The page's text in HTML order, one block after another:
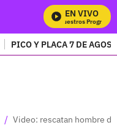
EN VIVO
Mira Todos Nuestros Programas
PICO Y PLACA 7 DE
/ Video: rescatan hombre